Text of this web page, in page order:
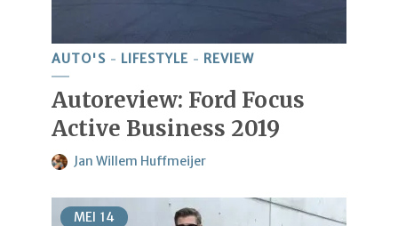
AUTO'S LIFESTYLE REVIEW
Autoreview: Ford Focus
Active Business 2019
Jan Willem Huffmeijer
MEI 14